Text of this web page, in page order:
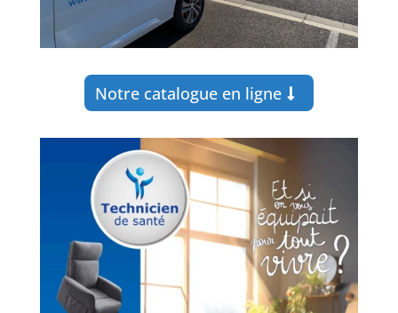
Notre catalogue en ligne